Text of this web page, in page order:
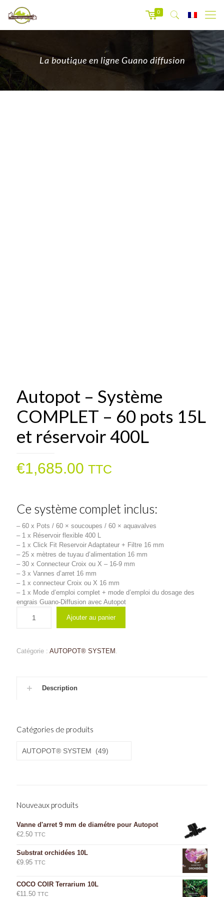
0
La boutique en ligne Guano diffusion
Autopot – Système
COMPLET – 60 pots 15L
et réservoir 400L
€1,685.00 TTC
Ce système complet inclus:
– 60 x Pots / 60 × soucoupes / 60 × aquavalves
– 1 x Réservoir flexible 400 L
– 1 x Click Fit Reservoir Adaptateur + Filtre 16 mm
– 25 x mètres de tuyau d’alimentation 16 mm
– 30 x Connecteur Croix ou X – 16-9 mm
– 3 x Vannes d’arret 16 mm
– 1 x connecteur Croix ou X 16 mm
– 1 x Mode d’emploi complet + mode d’emploi du dosage des
engrais Guano-Diffusion avec Autopot
Ajouter au panier
Catégorie : AUTOPOT® SYSTEM
Description
Catégories de produits
Nouveaux produits
Vanne d'arret 9 mm de diamétre pour Autopot
€2.50 TTC
Substrat orchidées 10L
€9.95 TTC
COCO COIR Terrarium 10L
€11.50 TTC